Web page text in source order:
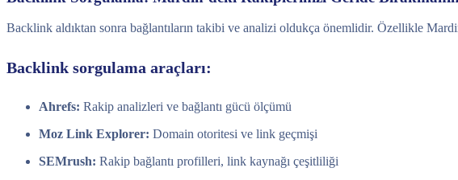
Backlink aldıktan sonra bağlantıların takibi ve analizi oldukça önemlidir. Özellikle
Backlink sorgulama araçları:
Ahrefs: Rakip analizleri ve bağlantı gücü ölçümü
Moz Link Explorer: Domain otoritesi ve link geçmişi
SEMrush: Rakip bağlantı profilleri, link kaynağı çeşitliliği